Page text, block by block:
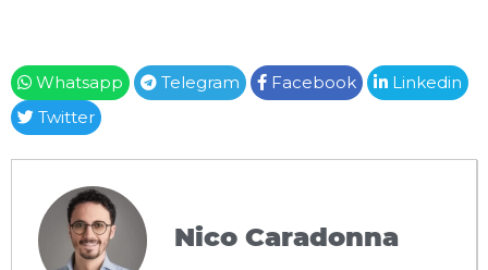
Whatsapp Telegram Facebook
Linkedin
Twitter
Nico Caradonna